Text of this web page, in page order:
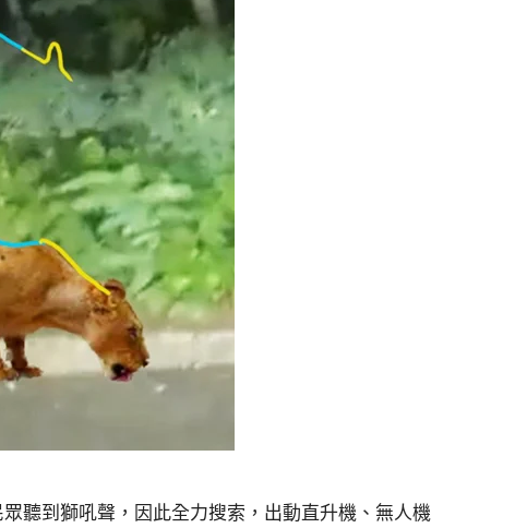
聽到獅吼聲，因此全力搜索，出動直升機、無人機